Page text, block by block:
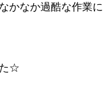
かなか過酷な作業に
た☆